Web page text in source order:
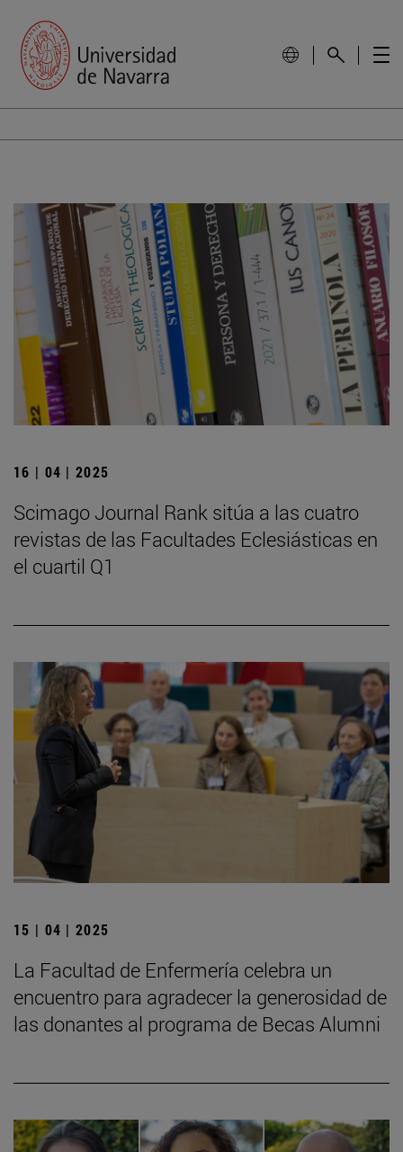
16 | 04 | 2025
Scimago Journal Rank sitúa a las cuatro
revistas de las Facultades Eclesiásticas en
el cuartil Q1
15 | 04 | 2025
La Facultad de Enfermería celebra un
encuentro para agradecer la generosidad de
las donantes al programa de Becas Alumni